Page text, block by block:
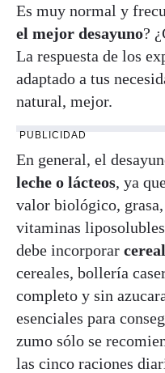
Es muy normal y
el mejor desayuno?
La respuesta de los
adaptado a tus
natural, mejor.
PUBLICIDAD
En general, el
leche o lácteos, ya
valor biológico,
vitaminas
debe incorporar
cereales, bollería
completo y sin
esenciales para
zumo sólo se
las cinco raciones